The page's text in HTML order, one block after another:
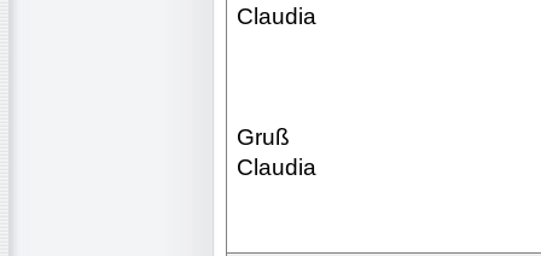
Claudia
Gruß
Claudia